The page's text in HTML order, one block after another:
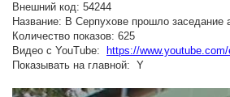
Внешний код: 54244
Название: В Серпухове прошло заседание
Количество показов: 625
Видео с YouTube:
https://
Показывать на главной: Y